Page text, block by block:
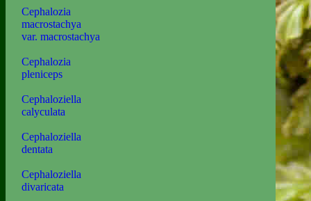
Cephalozia
macrostachya
var. macrostachya
Cephalozia
pleniceps
Cephaloziella
calyculata
Cephaloziella
dentata
Cephaloziella
divaricata